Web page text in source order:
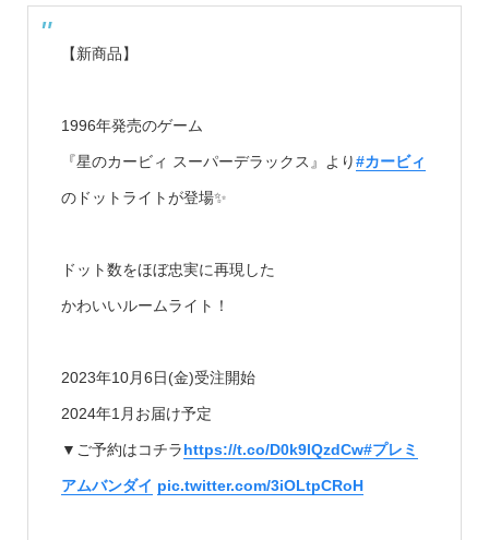
【新商品】
1996年発売のゲーム
『星のカービィ スーパーデラックス』より#カービィ
のドットライトが登場✨
ドット数をほぼ忠実に再現した
かわいいルームライト！
2023年10月6日(金)受注開始
2024年1月お届け予定
▼ご予約はコチラhttps://t.co/D0k9lQzdCw#プレミ
アムバンダイ pic.twitter.com/3iOLtpCRoH